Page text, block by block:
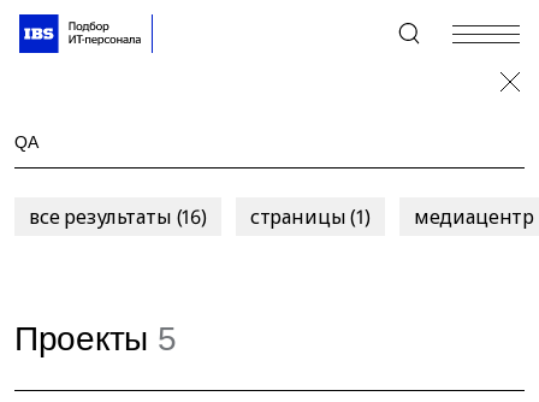
+7 (495) 967-80-80
все результаты (16) страницы (1) медиацентр
Проекты 5